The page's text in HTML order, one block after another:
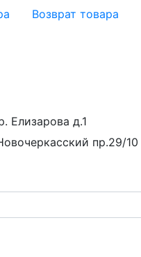
Возврат товара
Елизарова д.1
пр.29/10